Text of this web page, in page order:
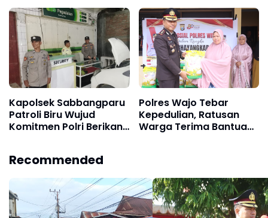
dan Kriminalitas di
Wilayah Hukum
Tanjung Perak Keluar
Hadapi Massa AMI,
Ujungnya Malah Potong
Kue
Kapolsek Sabbangparu
Patroli Biru Wujud
Komitmen Polri Berikan
Polres Wajo Tebar
Kepedulian, Ratusan
Warga Terima Bantuan
Recommended